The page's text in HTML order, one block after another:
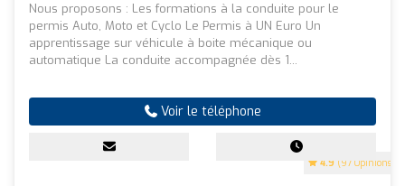
4.9 (97 Opinions)
Nous proposons : Les formations à la conduite pour le
permis Auto, Moto et Cyclo Le Permis à UN Euro Un
apprentissage sur véhicule à boite mécanique ou
automatique La conduite accompagnée dès 1...
Voir le téléphone